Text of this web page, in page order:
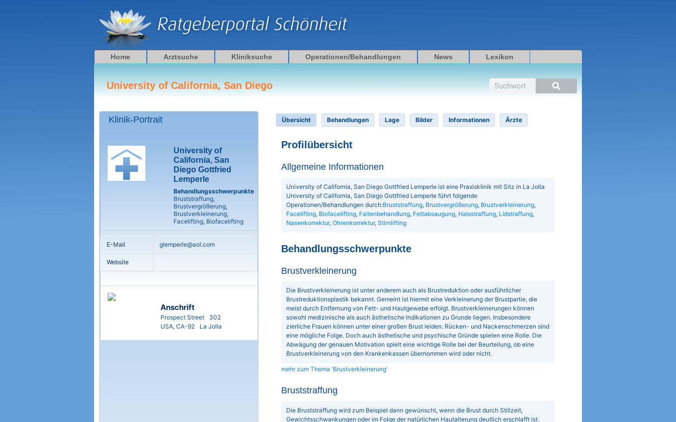
Home Arztsuche Kliniksuche Operationen/Behandlungen News Lexikon
University of California, San Diego Suche
Klinik-Portrait
University of
California, San
Diego Gottfried
Lemperle
Behandlungsschwerpunkte
Bruststraffung,
Brustvergrößerung,
Brustverkleinerung,
Facelifting, Biofacelifting
E-Mail glemperle@aol.com
Website
Anschrift
Prospect Street
302
USA, CA-92
La Jolla
Übersicht Behandlungen Lage Bilder Informationen Ärzte
Profilübersicht
Allgemeine Informationen
University of California, San Diego Gottfried Lemperle ist eine Praxisklinik mit Sitz in La Jolla
University of California, San Diego Gottfried Lemperle führt folgende
Operationen/Behandlungen durch:Bruststraffung, Brustvergrößerung, Brustverkleinerung,
Facelifting, Biofacelifting, Faltenbehandlung, Fettabsaugung, Halsstraffung, Lidstraffung,
Nasenkorrektur, Ohrenkorrektur, Stirnlifting
Behandlungsschwerpunkte
Brustverkleinerung
Die Brustverkleinerung ist unter anderem auch als Brustreduktion oder ausführlicher
Brustreduktionsplastik bekannt. Gemeint ist hiermit eine Verkleinerung der Brustpartie, die
meist durch Entfernung von Fett- und Hautgewebe erfolgt. Brustverkleinerungen können
sowohl medizinische als auch ästhetische Indikationen zu Grunde liegen. Insbesondere
zierliche Frauen können unter einer großen Brust leiden. Rücken- und Nackenschmerzen sind
eine mögliche Folge. Doch auch ästhetische und psychische Gründe spielen eine Rolle. Die
Abwägung der genauen Motivation spielt eine wichtige Rolle bei der Beurteilung, ob eine
Brustverkleinerung von den Krankenkassen übernommen wird oder nicht.
mehr zum Thema 'Brustverkleinerung'
Bruststraffung
Die Bruststraffung wird zum Beispiel dann gewünscht, wenn die Brust durch Stillzeit,
Gewichtsschwankungen oder im Folge der natürlichen Hautalterung deutlich erschlafft ist.